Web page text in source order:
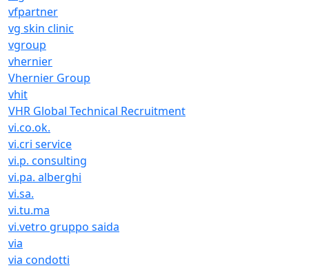
vfpartner
vg skin clinic
vgroup
vhernier
Vhernier Group
vhit
VHR Global Technical Recruitment
vi.co.ok.
vi.cri service
vi.p. consulting
vi.pa. alberghi
vi.sa.
vi.tu.ma
vi.vetro gruppo saida
via
via condotti